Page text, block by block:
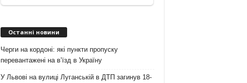
Останні новини
Черги на кордоні: які пункти пропуску
перевантажені на вʼїзд в Україну
У Львові на вулиці Луганській в ДТП загинув 18-